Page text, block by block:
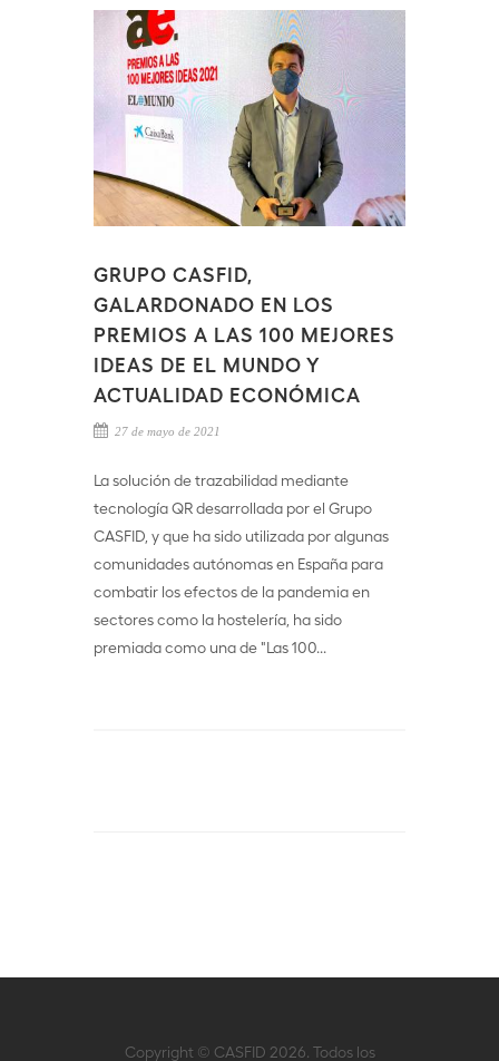
GRUPO CASFID,
GALARDONADO EN LOS
PREMIOS A LAS 100 MEJORES
IDEAS DE EL MUNDO Y
ACTUALIDAD ECONÓMICA
27 de mayo de 2021
La solución de trazabilidad mediante
tecnología QR desarrollada por el Grupo
CASFID, y que ha sido utilizada por algunas
comunidades autónomas en España para
combatir los efectos de la pandemia en
sectores como la hostelería, ha sido
premiada como una de "Las 100...
Copyright © CASFID 2026. Todos los